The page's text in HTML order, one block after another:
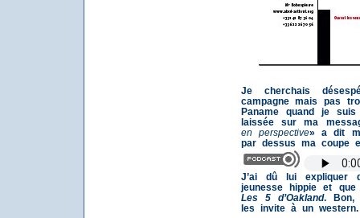
Je cherchais
campagne mais pas
Paname quand je
laissée sur ma
en perspective» a dit
par dessus ma coupe
J’ai dû lui
jeunesse hippie et
Les 5 d’Oakland. Bon,
les invite à un western.